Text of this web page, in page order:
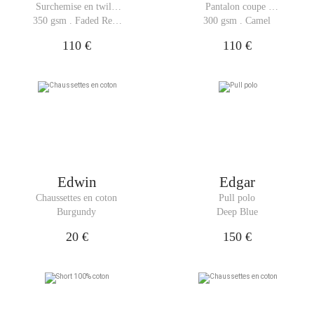
Surchemise en twill
brossé
350 gsm . Faded Red
110 €
Pantalon coupe
décontractée
300 gsm . Camel
110 €
Edwin
Chaussettes en coton
Burgundy
20 €
Edgar
Pull polo
Deep Blue
150 €